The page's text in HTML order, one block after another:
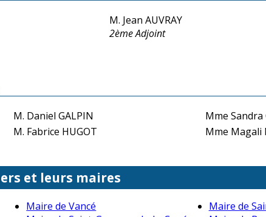
M. Jean AUVRAY
2ème Adjoint
M. Daniel GALPIN
Mme Sandra
M. Fabrice HUGOT
Mme Magali
et leurs maires
Maire de Vancé
Maire de